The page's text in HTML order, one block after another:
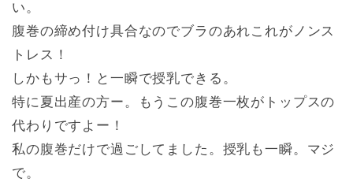
い。
腹巻の締め付け具合なのでブラのあれこれがノンス
トレス！
しかもサっ！と一瞬で授乳できる。
特に夏出産の方ー。もうこの腹巻一枚がトップスの
代わりですよー！
私の腹巻だけで過ごしてました。授乳も一瞬。マジ
で。